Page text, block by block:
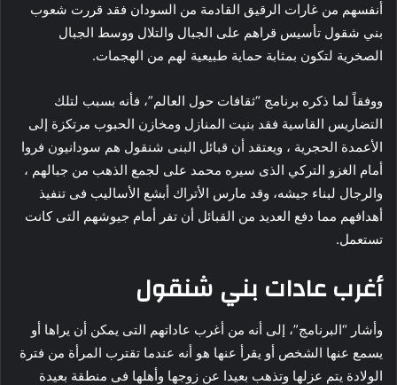
أنفسهم من غارات الرقيق القادمة من السودان فقد قررت شعوب
بني شقول تأسيس قراهم على الجبال والتلال ووسط الجبال
الصخرية لتكون بمثابة حماية طبيعية لهم من الهجمات.
ووفقاً لما ذكره برنامج “ثقافات حول العالم”، فأنه بسبب لتلك
التضاريس القاسية فقد بنيت المنازل ومخازن الحبوب مرتكزة إلى
الأعمدة الحجرية ، ويعتقد أن قبائل البنى شنقول هم سودانيون فروا
أمام الغزو التركي الذى سيره محمد على لجمع الذهب من جبالهم ،
والرجال لبناء جيشه، وقد مارس الأتراك أبشع الأساليب فى تنفيذ
أهدافهم مما دفع العديد من القبائل أن تفر أمام جيوشهم التى كانت
تستعمل.
أغرب عادات بني شنقول
وأشار “البرنامج”، إلى أنه من أغرب عاداتهم التى يمكن أن يراها أو
يسمع عنها الشخص أو يقرأ عنها هو أنه عندما تقترب المرأة من فترة
الولادة يتم عزلها وتذهب بعيدا عن زوجها وأهلها فى منطقة بعيدة